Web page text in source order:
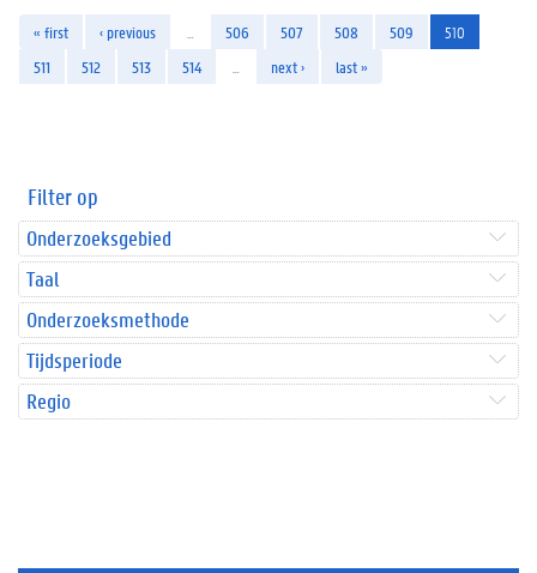
« first ‹ previous 506 507 508 509
510
511
512 513 514 next › last »
Filter op
Onderzoeksgebied
Taal
Onderzoeksmethode
Tijdsperiode
Regio